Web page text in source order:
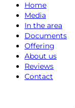
Home
Media
In the area
Documents
Offering
About us
Reviews
Contact